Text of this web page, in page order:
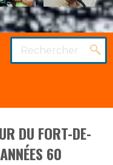
Rechercher
DU FORT-DE-
60